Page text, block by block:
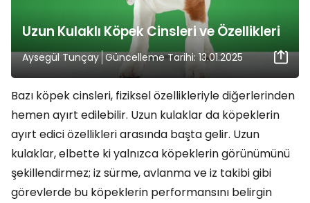
Uzun Kulaklı Köpek Cinsleri ve Özellikleri
Aysegül Tunçay Güncelleme Tarihi: 13.01.2025
Bazı köpek cinsleri, fiziksel özellikleriyle diğerlerinden
hemen ayırt edilebilir. Uzun kulaklar da köpeklerin
ayırt edici özellikleri arasında başta gelir. Uzun
kulaklar, elbette ki yalnızca köpeklerin görünümünü
şekillendirmez; iz sürme, avlanma ve iz takibi gibi
görevlerde bu köpeklerin performansını belirgin